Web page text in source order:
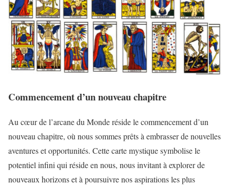
Commencement d’un nouveau chapitre
Au cœur de l’arcane du Monde réside le commencement d’un
nouveau chapitre, où nous sommes prêts à embrasser de nouvelles
aventures et opportunités. Cette carte mystique symbolise le
potentiel infini qui réside en nous, nous invitant à explorer de
nouveaux horizons et à poursuivre nos aspirations les plus